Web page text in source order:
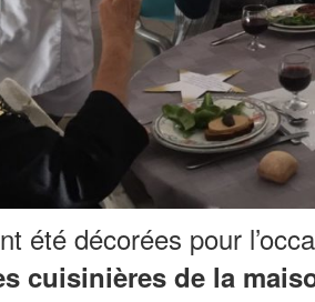
été décorées pour
cuisinières de la